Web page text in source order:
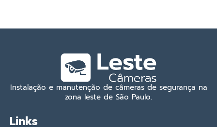
Instalação e manutenção de câmeras de segurança na
zona leste de São Paulo.
Links